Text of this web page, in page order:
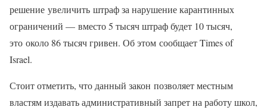
решение увеличить штраф за нарушение карантинных
ограничений — вместо 5 тысяч штраф будет 10 тысяч,
это около 86 тысяч гривен. Об этом сообщает Times of
Israel.
Стоит отметить, что данный закон позволяет местным
властям издавать административный запрет на работу школ,